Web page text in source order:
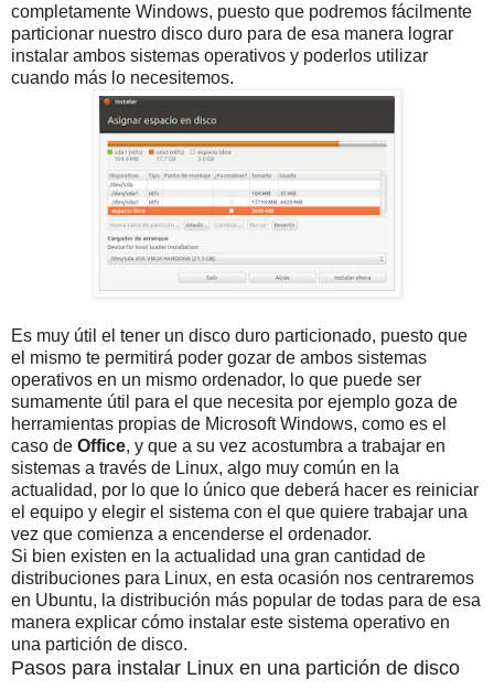
completamente Windows, puesto que podremos fácilmente
particionar nuestro disco duro para de esa manera lograr
instalar ambos sistemas operativos y poderlos utilizar
cuando más lo necesitemos.
Es muy útil el tener un disco duro particionado, puesto que
el mismo te permitirá poder gozar de ambos sistemas
operativos en un mismo ordenador, lo que puede ser
sumamente útil para el que necesita por ejemplo goza de
herramientas propias de Microsoft Windows, como es el
caso de Office, y que a su vez acostumbra a trabajar en
sistemas a través de Linux, algo muy común en la
actualidad, por lo que lo único que deberá hacer es reiniciar
el equipo y elegir el sistema con el que quiere trabajar una
vez que comienza a encenderse el ordenador.
Si bien existen en la actualidad una gran cantidad de
distribuciones para Linux, en esta ocasión nos centraremos
en Ubuntu, la distribución más popular de todas para de esa
manera explicar cómo instalar este sistema operativo en
una partición de disco.
Pasos para instalar Linux en una partición de disco